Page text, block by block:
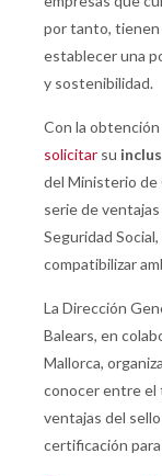
por tanto, tienen
establecer una
y sostenibilidad.
Con la
solicitar su
del Ministerio de
serie de
Seguridad
compatibilizar
La Dirección
Balears, en
Mallorca,
conocer entre el
ventajas del
certificación